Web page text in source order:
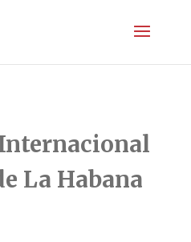
La Habana